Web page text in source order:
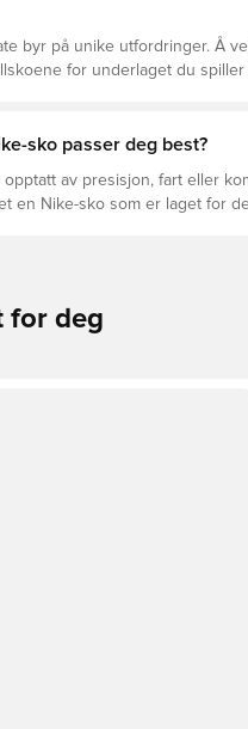
byr på unike utfordringer. Å
for underlaget du spiller
er det beste valget for de
sko passer deg best?
opptatt av presisjon, fart eller
en Nike-sko som er laget for
for deg